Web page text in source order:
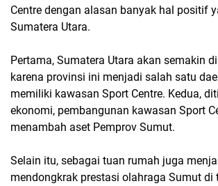
Centre dengan alasan banyak hal positif
Sumatera Utara.
Pertama, Sumatera Utara akan semakin
karena provinsi ini menjadi salah satu
memiliki kawasan Sport Centre. Kedua,
ekonomi, pembangunan kawasan Sport
menambah aset Pemprov Sumut.
Selain itu, sebagai tuan rumah juga
mendongkrak prestasi olahraga Sumut di